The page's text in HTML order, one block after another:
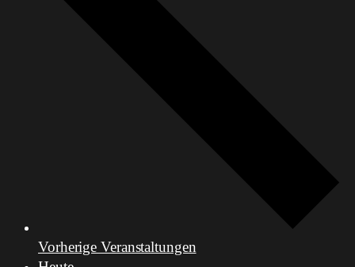
VorherigeVeranstaltungen